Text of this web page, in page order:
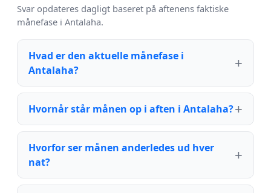
Svar opdateres dagligt baseret på aftenens faktiske
månefase i Antalaha.
Hvad er den aktuelle månefase i
Antalaha?
Hvornår står månen op i aften i Antalaha?
Hvorfor ser månen anderledes ud hver
nat?